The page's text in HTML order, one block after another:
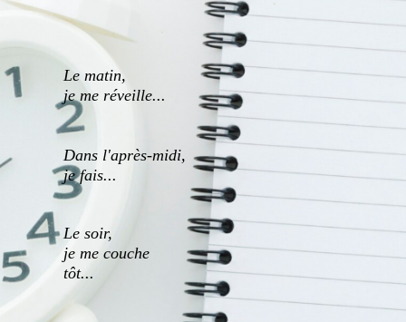
Le matin,
je me réveille...
Dans l'après-midi,
je fais...
Le soir,
je me couche
tôt...